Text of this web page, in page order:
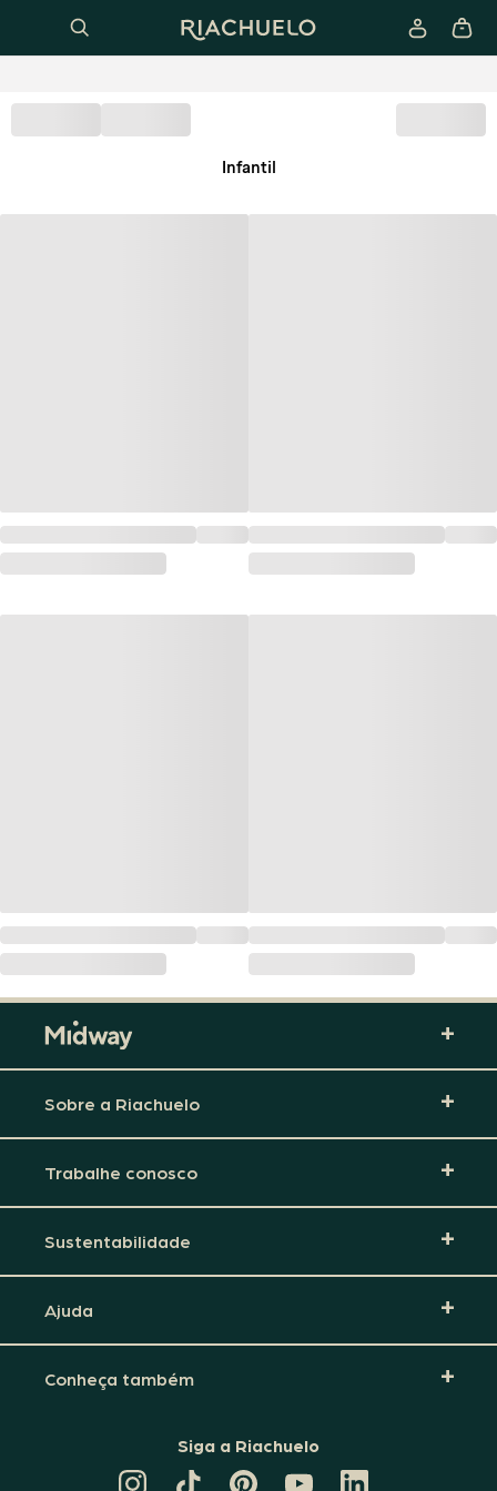
Infantil
Sobre a Riachuelo
Trabalhe conosco
Sustentabilidade
Ajuda
Conheça também
Siga a Riachuelo
CANAL